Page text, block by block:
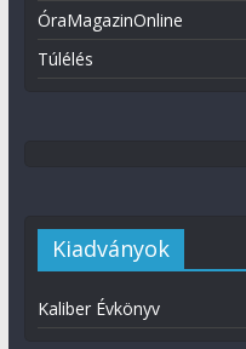
ÓraMagazinOnline
Túlélés
Kiadványok
Kaliber Évkönyv